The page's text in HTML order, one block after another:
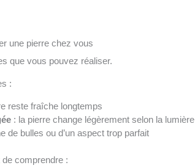
une pierre chez vous
que vous pouvez réaliser.
:
reste fraîche longtemps
: la pierre change légèrement selon la lumière
de bulles ou d’un aspect trop parfait
comprendre :